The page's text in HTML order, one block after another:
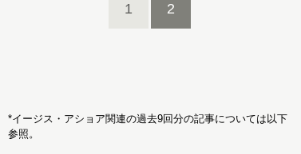
1 2
*イージス・アショア関連の過去9回分の記事については以下
参照。